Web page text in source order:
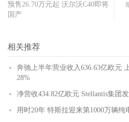
预售26.70万元起 沃尔沃C40即将
国产
相关推荐
奔驰上半年营业收入636.63亿欧元
28%
净营收434.82亿欧元 Stellantis集团
用时20年 特斯拉迎来第1000万辆纯